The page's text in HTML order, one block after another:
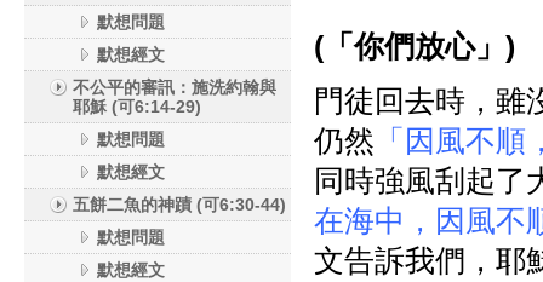
默想問題
默想經文
不公平的審訊：施洗約翰與
耶穌 (可6:14-29)
默想問題
默想經文
五餅二魚的神蹟 (可6:30-44)
默想問題
默想經文
(「你們放心」)
門徒回去時，雖
仍然 「因風不
同時強風刮起了
在海中，因風不
文告訴我們，耶